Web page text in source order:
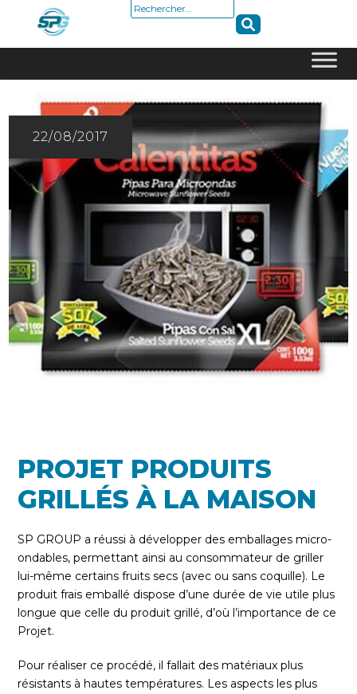
Rechercher :
22/08/2017
PROJET PRODUITS
GRILLÉS À LA MAISON
SP GROUP a réussi à développer des emballages micro-
ondables, permettant ainsi au consommateur de griller
lui-même certains fruits secs (avec ou sans coquille). Le
produit frais emballé dispose d’une durée de vie utile plus
longue que celle du produit grillé, d’où l’importance de ce
Projet.
Pour réaliser ce procédé, il fallait des matériaux plus
résistants à hautes températures. Les aspects les plus